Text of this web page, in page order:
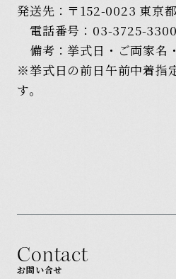
発送先：〒152-0023 東京
電話番号：03-3725-3300
備考：挙式日・ご両家名
※挙式日の前日午前中着指
す。
Contact
お問い合せ